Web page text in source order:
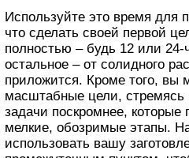
Используйте это время для
что сделать своей первой
полностью – будь 12 или 24-
остальное – от солидного
приложится. Кроме того, вы
масштабные цели, стремясь
задачи поскромнее, которые
мелкие, обозримые этапы.
использовать вашу